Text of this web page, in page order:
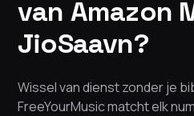
van Amazon
JioSaavn?
Wissel van dienst zonder je
FreeYourMusic matcht elk